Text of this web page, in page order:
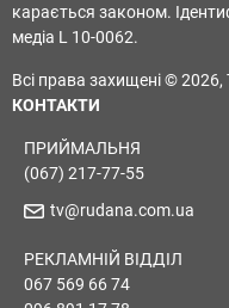
карається законом.
медіа L 10-0062.
Всі права захищені ©
КОНТАКТИ
ПРИЙМАЛЬНЯ
(067) 217-77-55
tv@rudana.com.ua
РЕКЛАМНІЙ ВІДДІЛ
067 569 66 74